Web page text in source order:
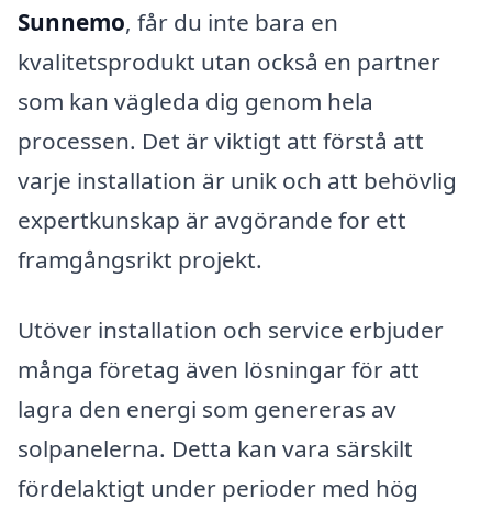
Sunnemo, får du inte bara en
kvalitetsprodukt utan också en partner
som kan vägleda dig genom hela
processen. Det är viktigt att förstå att
varje installation är unik och att behövlig
expertkunskap är avgörande for ett
framgångsrikt projekt.
Utöver installation och service erbjuder
många företag även lösningar för att
lagra den energi som genereras av
solpanelerna. Detta kan vara särskilt
fördelaktigt under perioder med hög